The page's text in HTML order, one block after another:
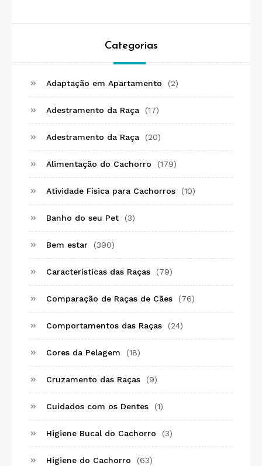
Categorias
Adaptação em Apartamento (2)
Adestramento da Raça (17)
Adestramento da Raça (20)
Alimentação do Cachorro (179)
Atividade Física para Cachorros (10)
Banho do seu Pet (3)
Bem estar (390)
Características das Raças (79)
Comparação de Raças de Cães (76)
Comportamentos das Raças (24)
Cores da Pelagem (18)
Cruzamento das Raças (9)
Cuidados com os Dentes (1)
Higiene Bucal do Cachorro (3)
Higiene do Cachorro (63)